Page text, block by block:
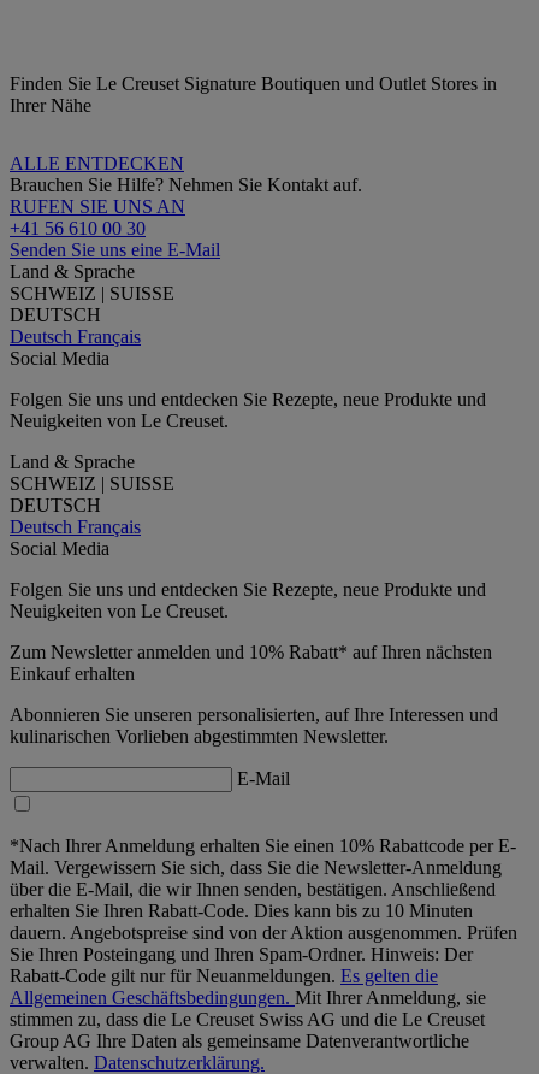
Finden Sie Le Creuset Signature Boutiquen und Outlet Stores in
Ihrer Nähe
ALLE ENTDECKEN
Brauchen Sie Hilfe? Nehmen Sie Kontakt auf.
RUFEN SIE UNS AN
+41 56 610 00 30
Senden Sie uns eine E-Mail
Land & Sprache
SCHWEIZ | SUISSE
DEUTSCH
Deutsch Français
Social Media
Folgen Sie uns und entdecken Sie Rezepte, neue Produkte und
Neuigkeiten von Le Creuset.
Land & Sprache
SCHWEIZ | SUISSE
DEUTSCH
Deutsch Français
Social Media
Folgen Sie uns und entdecken Sie Rezepte, neue Produkte und
Neuigkeiten von Le Creuset.
Zum Newsletter anmelden und 10% Rabatt* auf Ihren nächsten
Einkauf erhalten
Abonnieren Sie unseren personalisierten, auf Ihre Interessen und
kulinarischen Vorlieben abgestimmten Newsletter.
E-Mail
*Nach Ihrer Anmeldung erhalten Sie einen 10% Rabattcode per E-
Mail. Vergewissern Sie sich, dass Sie die Newsletter-Anmeldung
über die E-Mail, die wir Ihnen senden, bestätigen. Anschließend
erhalten Sie Ihren Rabatt-Code. Dies kann bis zu 10 Minuten
dauern. Angebotspreise sind von der Aktion ausgenommen. Prüfen
Sie Ihren Posteingang und Ihren Spam-Ordner. Hinweis: Der
Rabatt-Code gilt nur für Neuanmeldungen. Es gelten die
Allgemeinen Geschäftsbedingungen. Mit Ihrer Anmeldung, sie
stimmen zu, dass die Le Creuset Swiss AG und die Le Creuset
Group AG Ihre Daten als gemeinsame Datenverantwortliche
verwalten. Datenschutzerklärung.